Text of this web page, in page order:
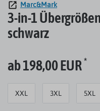
Marc&Mark
3-in-1
schwarz
ab 198,00 EUR*
XXL 3XL 5XL